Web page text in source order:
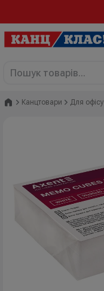
Головна
Канцтовари Для офісу